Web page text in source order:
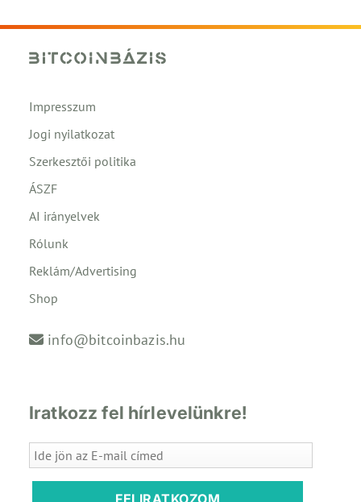
Impresszum
Jogi nyilatkozat
Szerkesztői politika
ÁSZF
AI irányelvek
Rólunk
Reklám/Advertising
Shop
info@bitcoinbazis.hu
Iratkozz fel hírlevelünkre!